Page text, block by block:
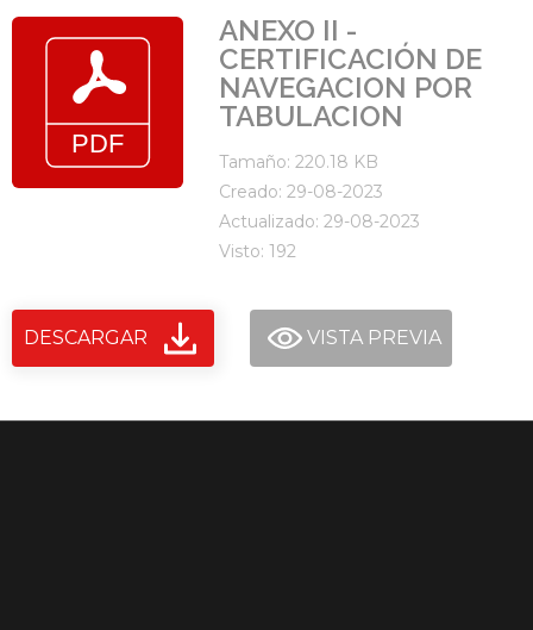
ANEXO II -
CERTIFICACIÓN DE
NAVEGACION POR
TABULACION
Tamaño: 220.18 KB
Creado: 29-08-2023
Actualizado: 29-08-2023
Visto: 192
DESCARGAR VISTA PREVIA